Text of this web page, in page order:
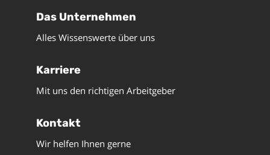
Das Unternehmen
Alles Wissenswerte über uns
Karriere
Mit uns den richtigen Arbeitgeber
Kontakt
Wir helfen Ihnen gerne